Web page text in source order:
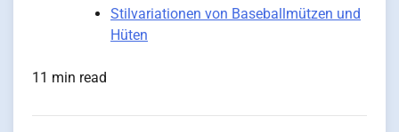
Stilvariationen von Baseballmützen und
Hüten
11 min read